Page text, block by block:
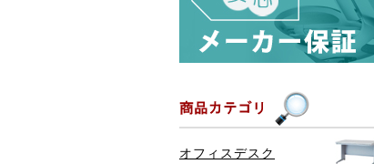
オフィスデスク